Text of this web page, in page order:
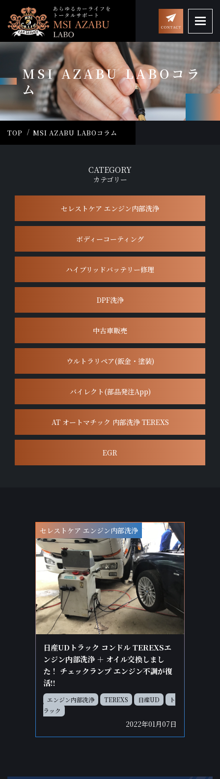
MSI AZABU LABOコラ
ム
TOP MSI AZABU LABOコラム
CATEGORY
カテゴリー
セレストケア エンジン内部洗浄
ボディーコーティング
ハイブリッドバッテリー修理
DPF洗浄
中古車販売
ウルトラリペア(鈑金・塗装)
バイレクト(部品発注App)
AT オートマチック 内部洗浄 TEREXS
EGR
セレストケア エンジン内部洗浄
日産UDトラック コンドル TEREXSエ
ンジン内部洗浄 ＋ オイル交換しまし
た！ チェックランプ エンジン不調が復
活!!
エンジン内部洗浄 TEREXS 日産UD
ト
ラック
2022年01月07日